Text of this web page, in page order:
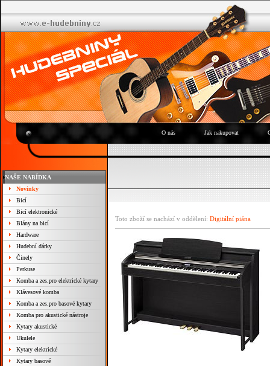
O nás Jak nakupovat
NAŠE NABÍDKA
Novinky
Bicí
Bicí elektronické
Blány na bicí
Hardware
Hudební dárky
Činely
Perkuse
Komba a zes.pro elektrické kytary
Klávesové komba
Komba a zes.pro basové kytary
Komba pro akustické nástroje
Kytary akustické
Ukulele
Kytary elektrické
Kytary basové
Toto zboží se nachází v oddělení: Digitální piána